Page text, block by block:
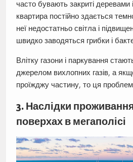
часто бувають закриті деревами
квартира постійно здається
неї недостатньо світла і
швидко заводяться грибки і
Влітку газони і паркування
джерелом вихлопних газів, а
проїжджу частину, то ця
3. Наслідки
поверхах в мегаполісі